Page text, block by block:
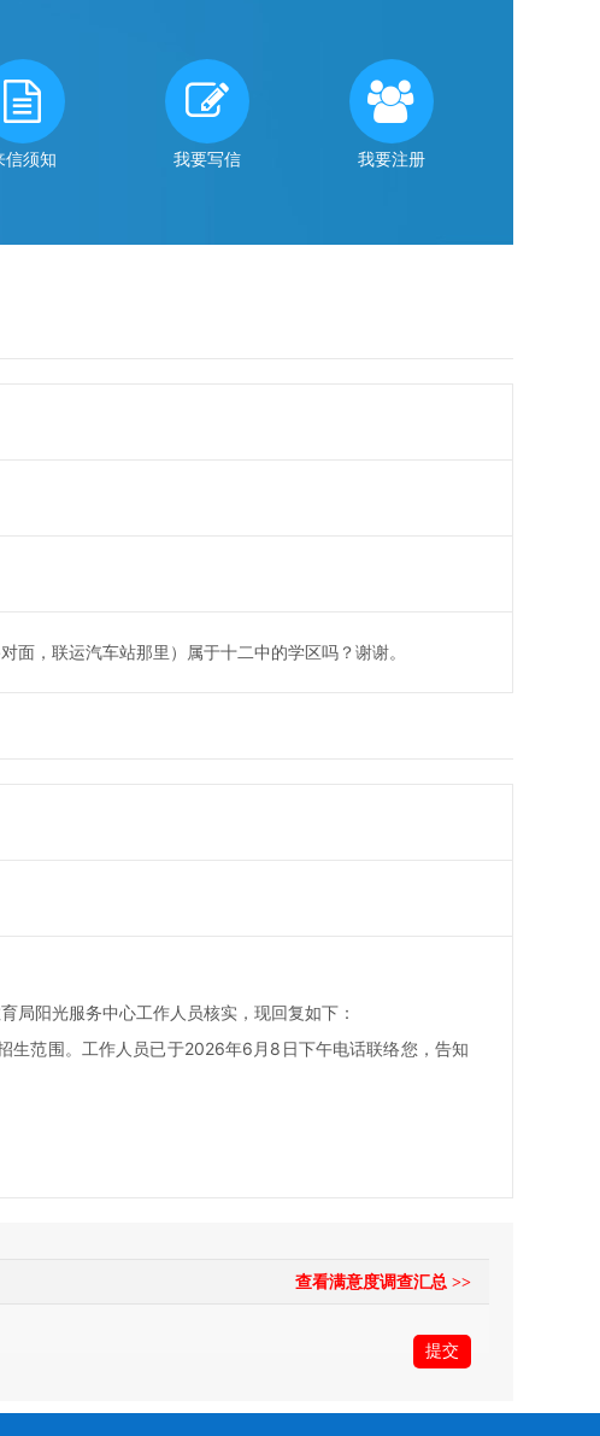
信须知 我要写信 我要注册
，联运汽车站那里）属于十二中的学区吗？谢谢。
阳光服务中心工作人员核实，现回复如下：
范围。工作人员已于2026年6月8日下午电话联络您，告知
查看满意度调查汇总 >>